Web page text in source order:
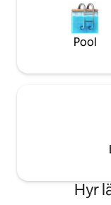
bottenvåningen
svit och ett andra
och ett
introduceras av
som skiljer den
garderob med
två enkelsängar
ens vilja. Genom
marmortrappa
med utsikt över
Florens och
Pool
Hyr